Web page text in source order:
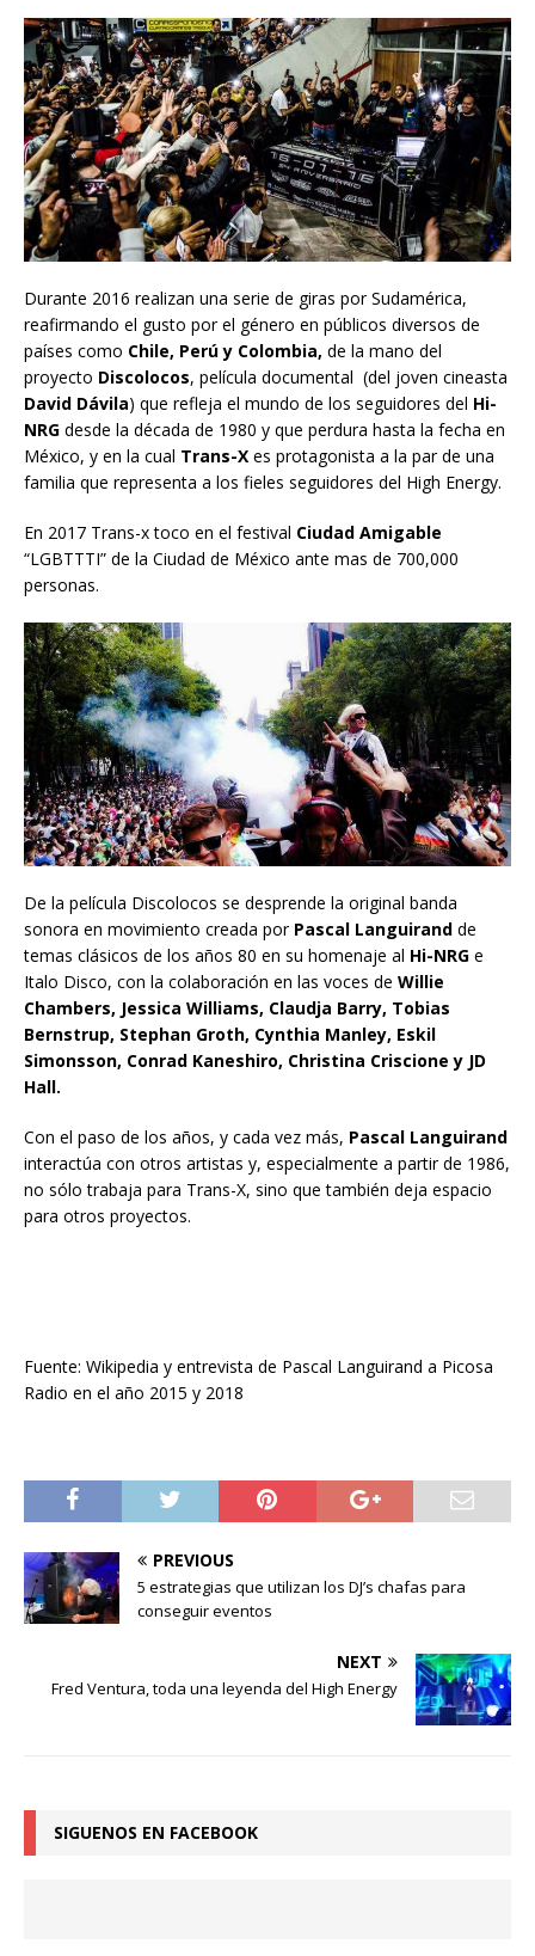
Durante 2016 realizan una serie de giras por Sudamérica,
reafirmando el gusto por el género en públicos diversos de
países como Chile, Perú y Colombia, de la mano del
proyecto Discolocos, película documental (del joven cineasta
David Dávila) que refleja el mundo de los seguidores del Hi-
NRG desde la década de 1980 y que perdura hasta la fecha en
México, y en la cual Trans-X es protagonista a la par de una
familia que representa a los fieles seguidores del High Energy.
En 2017 Trans-x toco en el festival Ciudad Amigable
“LGBTTTI” de la Ciudad de México ante mas de 700,000
personas.
De la película Discolocos se desprende la original banda
sonora en movimiento creada por Pascal Languirand de
temas clásicos de los años 80 en su homenaje al Hi-NRG e
Italo Disco, con la colaboración en las voces de Willie
Chambers, Jessica Williams, Claudja Barry, Tobias
Bernstrup, Stephan Groth, Cynthia Manley, Eskil
Simonsson, Conrad Kaneshiro, Christina Criscione y JD
Hall.
Con el paso de los años, y cada vez más, Pascal Languirand
interactúa con otros artistas y, especialmente a partir de 1986,
no sólo trabaja para Trans-X, sino que también deja espacio
para otros proyectos.
Fuente: Wikipedia y entrevista de Pascal Languirand a Picosa
Radio en el año 2015 y 2018
PREVIOUS
5 estrategias que utilizan los DJ’s chafas para
conseguir eventos
NEXT
Fred Ventura, toda una leyenda del High Energy
SIGUENOS EN FACEBOOK